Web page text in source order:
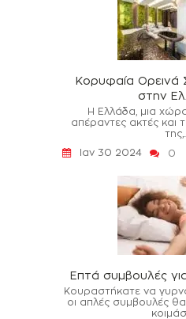
Κορυφαία Ορεινά
στην
Η Ελλάδα, μια
απέραντες ακτές και
της,...
Ιαν 30 2024
0
Επτά συμβουλές
Κουραστήκατε να
οι απλές συμβουλές